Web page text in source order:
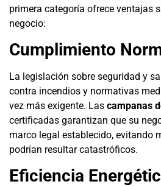
primera categoría ofrece ventajas
negocio:
Cumplimiento
La legislación sobre seguridad y
contra incendios y normativas
vez más exigente. Las campanas
certificadas garantizan que su
marco legal establecido, evitando
podrían resultar catastróficos.
Eficiencia